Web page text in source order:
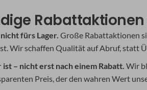
fürs Lager. Große Rabattaktionen
Wir schaffen Qualität auf Abruf, statt
– nicht erst nach einem Rabatt. Wir
Preis, der den wahren Wert